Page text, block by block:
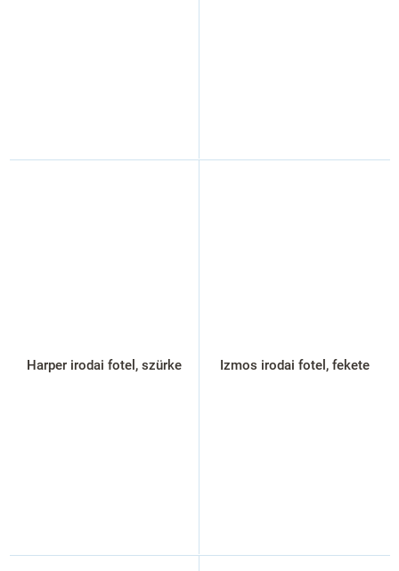
Harper irodai fotel, szürke Izmos irodai fotel, fekete